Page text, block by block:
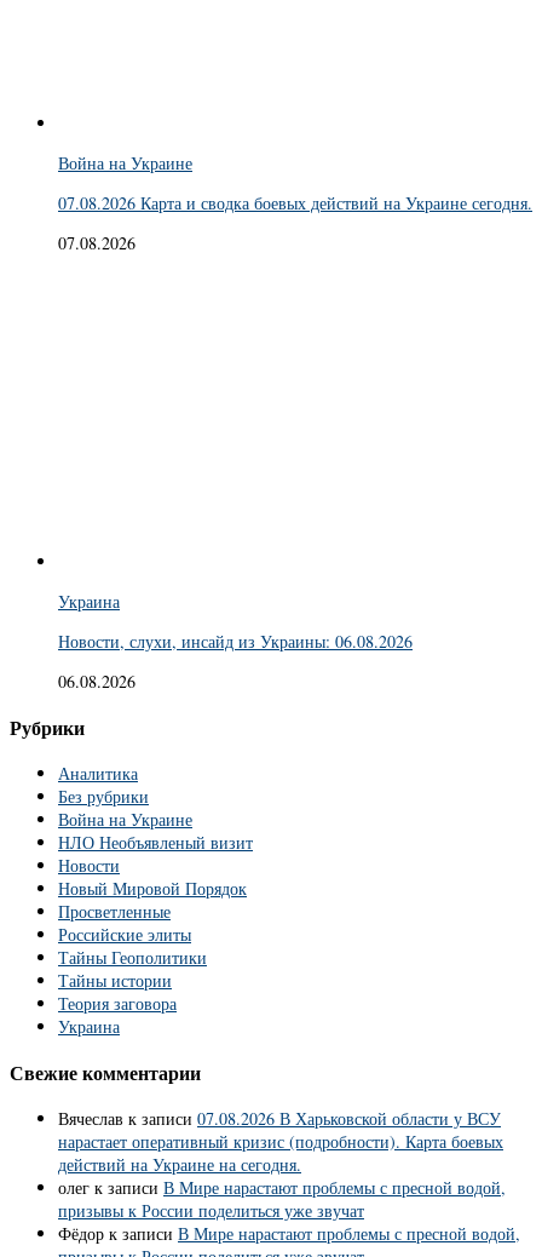
Война на Украине
07.08.2026 Карта и сводка боевых действий на Украине сегодня.
07.08.2026
Украина
Новости, слухи, инсайд из Украины: 06.08.2026
06.08.2026
Рубрики
Аналитика
Без рубрики
Война на Украине
НЛО Необъявленый визит
Новости
Новый Мировой Порядок
Просветленные
Российские элиты
Тайны Геополитики
Тайны истории
Теория заговора
Украина
Свежие комментарии
Вячеслав к записи 07.08.2026 В Харьковской области у ВСУ
нарастает оперативный кризис (подробности). Карта боевых
действий на Украине на сегодня.
олег к записи В Мире нарастают проблемы с пресной водой,
призывы к России поделиться уже звучат
Фёдор к записи В Мире нарастают проблемы с пресной водой,